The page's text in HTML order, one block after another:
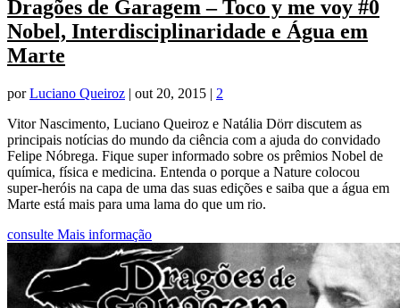
Dragões de Garagem – Toco y me voy #0
Nobel, Interdisciplinaridade e Água em
Marte
porLuciano Queiroz | out 20, 2015 | 2
Vitor Nascimento, Luciano Queiroz e Natália Dörr discutem as
principais notícias do mundo da ciência com a ajuda do convidado
Felipe Nóbrega. Fique super informado sobre os prêmios Nobel de
química, física e medicina. Entenda o porque a Nature colocou
super-heróis na capa de uma das suas edições e saiba que a água em
Marte está mais para uma lama do que um rio.
consulte Mais informação